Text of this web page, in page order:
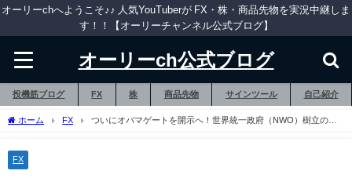
オーリーchへようこそ♪♪ 人気YouTuberが FX・株・商品先物を実況中継しま
す！！【オーリーチャンネル公式ブログ】
オーリーch公式ブログ
投機筋ブログ FX 株 商品先物 サインツール 自己紹介
ホーム FX
ついにオバマゲートを開示へ！世界統一政府（NWO）樹立の野
FX